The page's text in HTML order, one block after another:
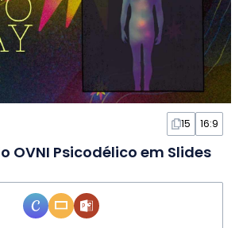
15 16:9
OVNI Psicodélico em Slides